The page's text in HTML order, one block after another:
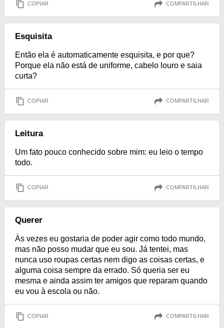
COPIAR COMPARTILHAR
Esquisita
Então ela é automaticamente esquisita, e por que?
Porque ela não está de uniforme, cabelo louro e saia
curta?
COPIAR COMPARTILHAR
Leitura
Um fato pouco conhecido sobre mim: eu leio o tempo
todo.
COPIAR COMPARTILHAR
Querer
Às vezes eu gostaria de poder agir como todo mundo,
mas não posso mudar que eu sou. Já tentei, mas
nunca uso roupas certas nem digo as coisas certas, e
alguma coisa sempre da errado. Só queria ser eu
mesma e ainda assim ter amigos que reparam quando
eu vou à escola ou não.
COPIAR COMPARTILHAR